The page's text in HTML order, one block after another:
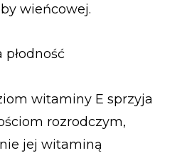
wieńcowej.
witaminy E sprzyja
rozrodczym,
jej witaminą